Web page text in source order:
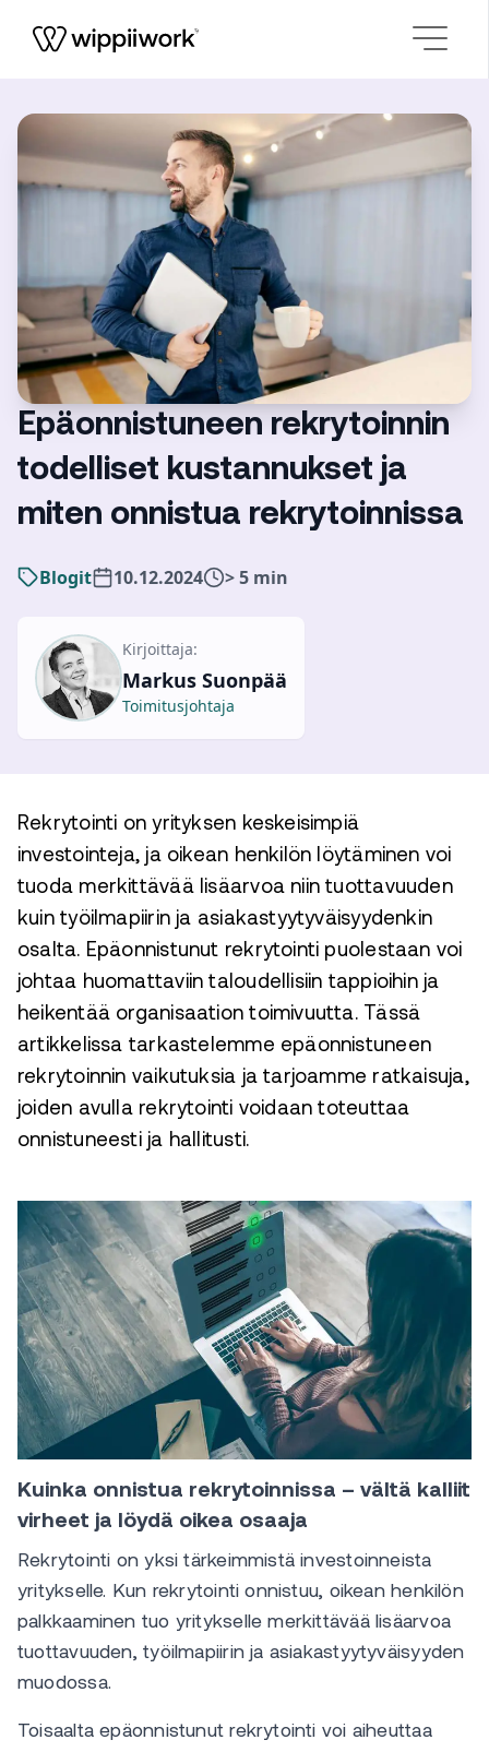
Epäonnistuneen rekrytoinnin
todelliset kustannukset ja
miten onnistua rekrytoinnissa
Blogit 10.12.2024 > 5 min
Kirjoittaja:
Markus Suonpää
Toimitusjohtaja
Rekrytointi on yrityksen keskeisimpiä
investointeja, ja oikean henkilön löytäminen voi
tuoda merkittävää lisäarvoa niin tuottavuuden
kuin työilmapiirin ja asiakastyytyväisyydenkin
osalta. Epäonnistunut rekrytointi puolestaan voi
johtaa huomattaviin taloudellisiin tappioihin ja
heikentää organisaation toimivuutta. Tässä
artikkelissa tarkastelemme epäonnistuneen
rekrytoinnin vaikutuksia ja tarjoamme ratkaisuja,
joiden avulla rekrytointi voidaan toteuttaa
onnistuneesti ja hallitusti.
Kuinka onnistua rekrytoinnissa – vältä kalliit
virheet ja löydä oikea osaaja
Rekrytointi on yksi tärkeimmistä investoinneista
yritykselle. Kun rekrytointi onnistuu, oikean henkilön
palkkaaminen tuo yritykselle merkittävää lisäarvoa
tuottavuuden, työilmapiirin ja asiakastyytyväisyyden
muodossa.
Toisaalta epäonnistunut rekrytointi voi aiheuttaa